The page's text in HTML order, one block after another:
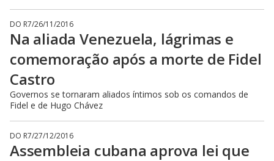
DO R7/26/11/2016
Na aliada Venezuela, lágrimas e
comemoração após a morte de Fidel
Castro
Governos se tornaram aliados íntimos sob os comandos de
Fidel e de Hugo Chávez
DO R7/27/12/2016
Assembleia cubana aprova lei que